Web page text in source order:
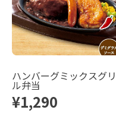
ハンバーグミックスグリ
ル弁当
¥1,290